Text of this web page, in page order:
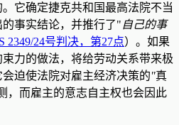
它确定捷克共和国最高法院不当
事实结论，并推行了" 自己的事
2349/24号判决，第27点）。如果
力的做法，将给劳动关系带来极
迫使法院对雇主经济决策的"真
，而雇主的意志自主权也会因此